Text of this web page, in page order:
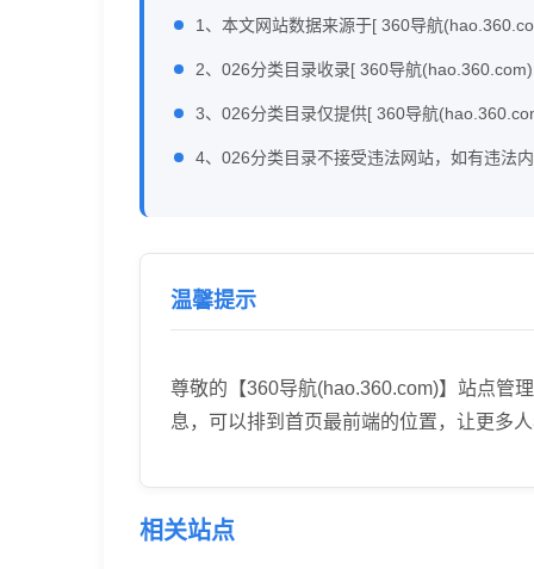
1、本文网站数据来源于[ 360导航
2、026分类目录收录[ 360导航
3、026分类目录仅提供[ 360导航
4、026分类目录不接受违法网站，如有违法
温馨提示
尊敬的【360导航(hao.360.com)】站点管
息，可以排到首页最前端的位置，让更多
相关站点